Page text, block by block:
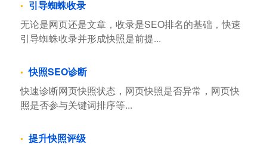
引导蜘蛛收录
无论是网页还是文章，收录是SEO排名的基础，快速
引导蜘蛛收录并形成快照是前提...
快照SEO诊断
快速诊断网页快照状态，网页快照是否异常，网页快
照是否参与关键词排序等...
提升快照评级